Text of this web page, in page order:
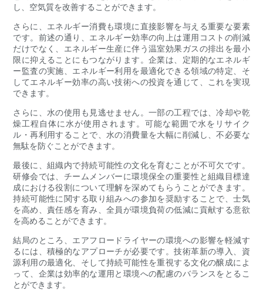
し、空気質を改善することができます。
さらに、エネルギー消費も環境に直接影響を与える重要な要素
です。前述の通り、エネルギー効率の向上は運用コストの削減
だけでなく、エネルギー生産に伴う温室効果ガスの排出を最小
限に抑えることにもつながります。企業は、定期的なエネルギ
ー監査の実施、エネルギー利用を最適化できる領域の特定、そ
してエネルギー効率の高い技術への投資を通じて、これを実現
できます。
さらに、水の使用も見逃せません。一部の工程では、冷却や乾
燥工程自体に水が使用されます。可能な範囲で水をリサイク
ル・再利用することで、水の消費量を大幅に削減し、不必要な
無駄を防ぐことができます。
最後に、組織内で持続可能性の文化を育むことが不可欠です。
研修会では、チームメンバーに環境保全の重要性と組織目標達
成における役割について理解を深めてもらうことができます。
持続可能性に関する取り組みへの参加を奨励することで、士気
を高め、責任感を育み、全員が環境負荷の低減に貢献する意欲
を高めることができます。
結局のところ、エアフロードライヤーの環境への影響を軽減す
るには、積極的なアプローチが必要です。技術革新の導入、資
源利用の最適化、そして持続可能性を重視する文化の醸成によ
って、企業は効率的な運用と環境への配慮のバランスをとるこ
とができます。